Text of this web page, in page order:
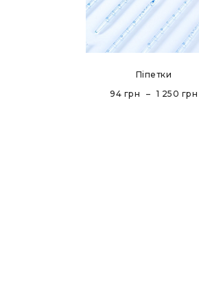
Піпетки
94 грн – 1 250 грн